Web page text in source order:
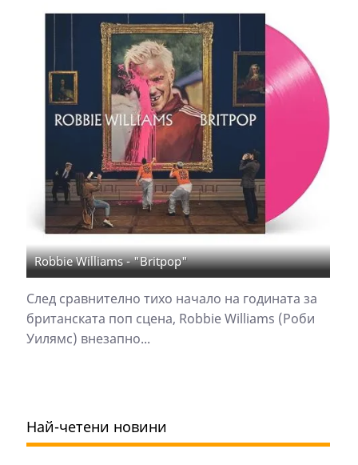
Robbie Williams - "Britpop"
След сравнително тихо начало на годината за
британската поп сцена, Robbie Williams (Роби
Уилямс) внезапно...
Най-четени новини